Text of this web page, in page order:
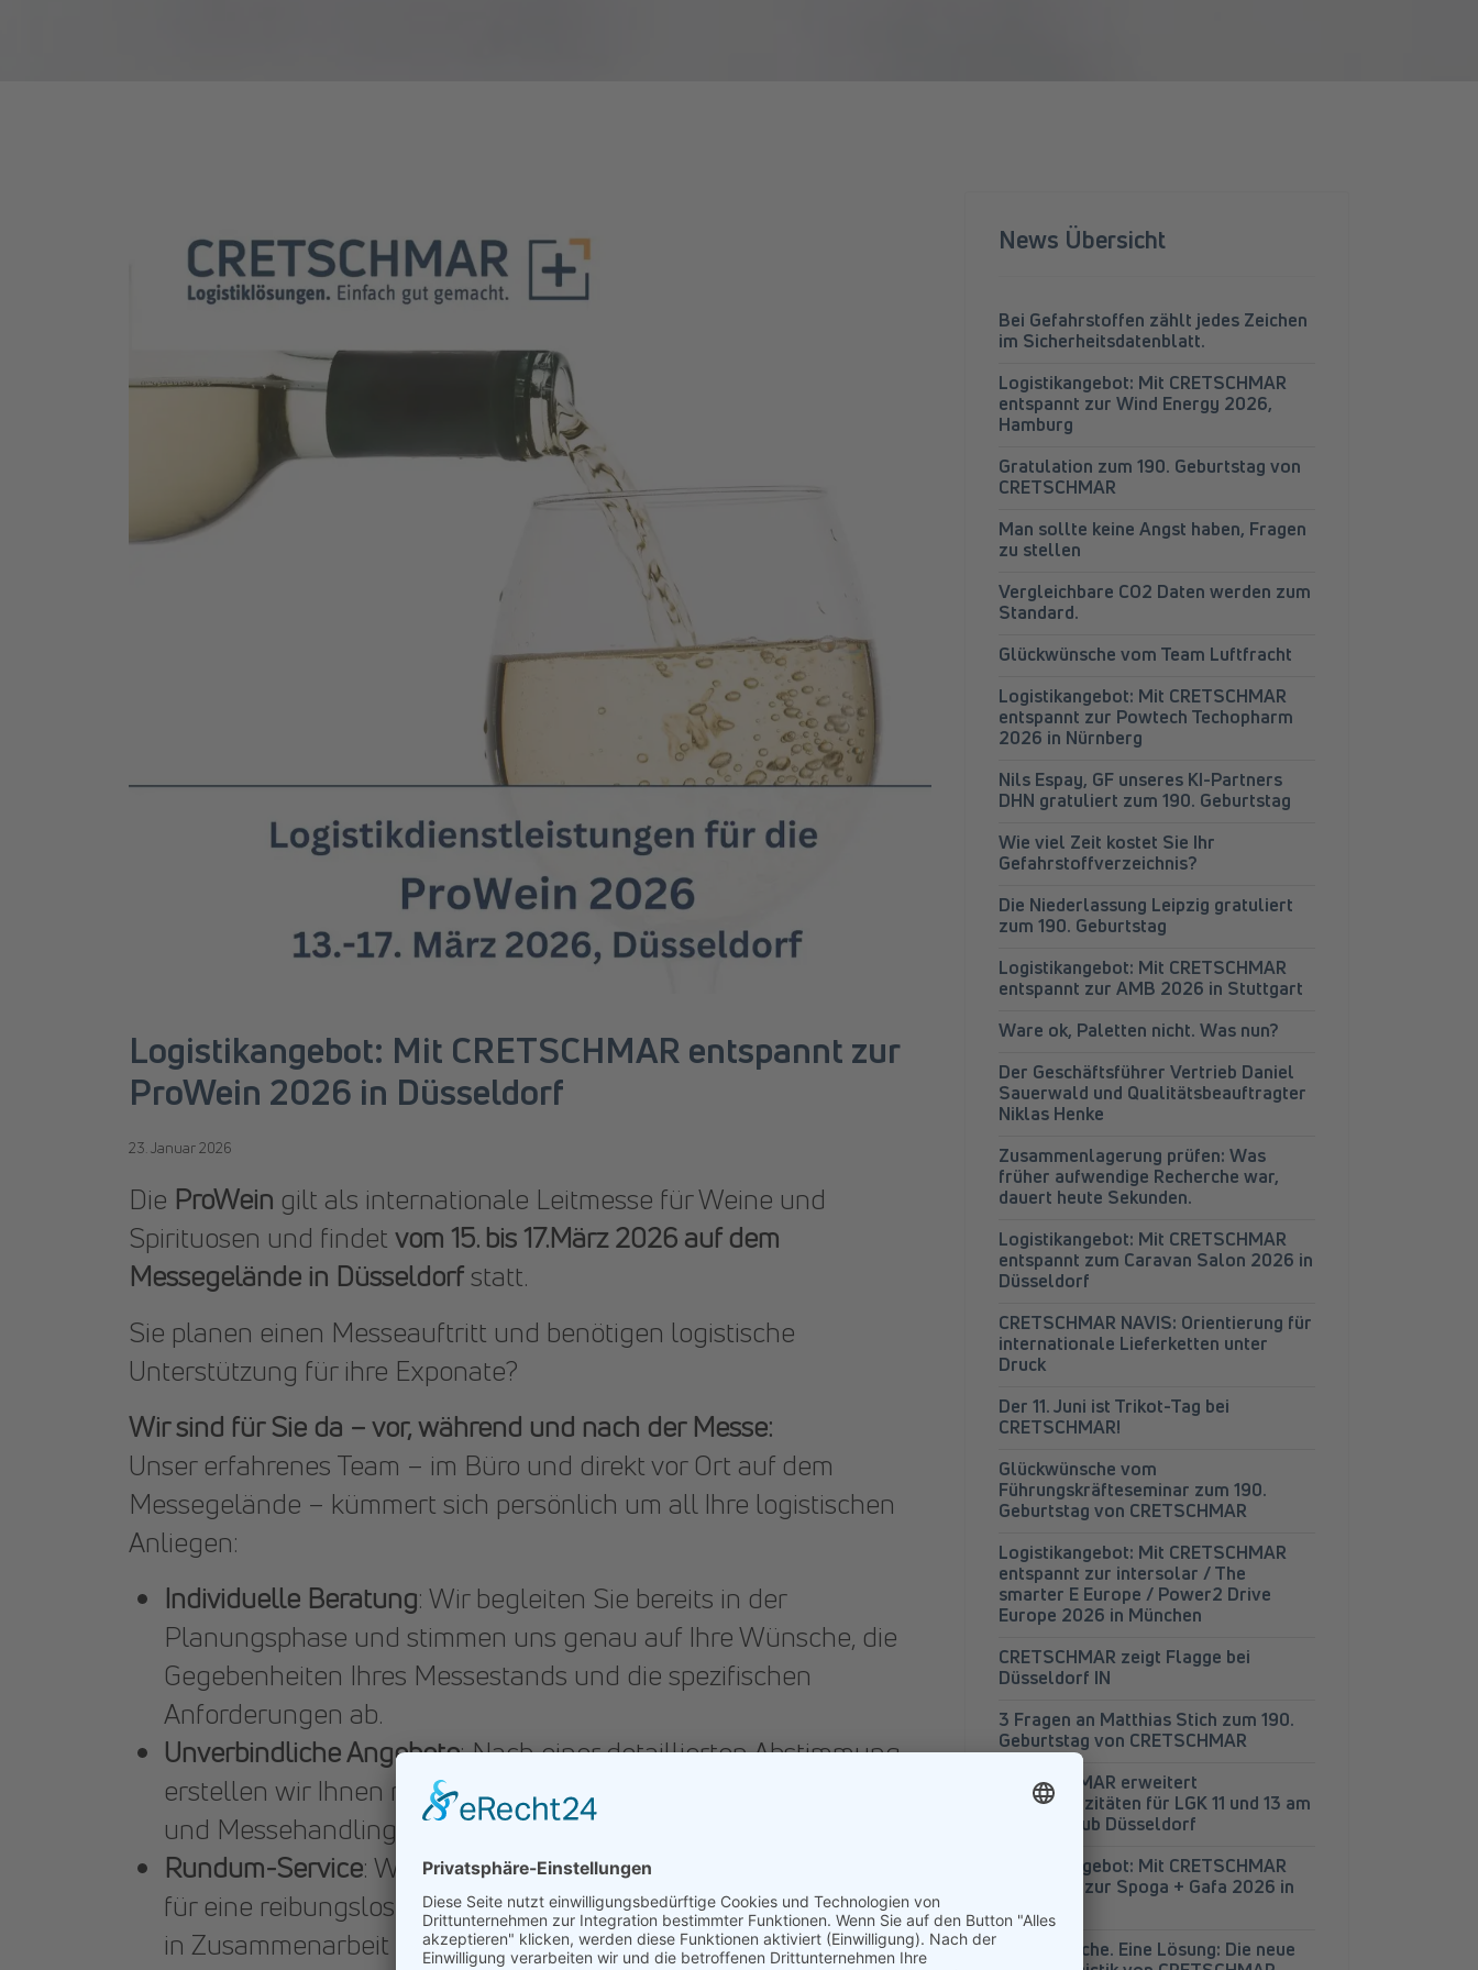
Logistikangebot: Mit CRETSCHMAR entspannt zur
ProWein 2026 in Düsseldorf
23. Januar 2026
Die ProWein gilt als internationale Leitmesse für Weine und
Spirituosen und findet vom 15. bis 17.März 2026 auf dem
Messegelände in Düsseldorfstatt.
Sie planen einen Messeauftritt und benötigen logistische
Unterstützung für ihre Exponate?
Wir sind für Sie da – vor, während und nach der Messe:
Unser erfahrenes Team – im Büro und direkt vor Ort auf dem
Messegelände – kümmert sich persönlich um all Ihre logistischen
Anliegen:
Individuelle Beratung: Wir begleiten Sie bereits in der
Planungsphase und stimmen uns genau auf Ihre Wünsche, die
Gegebenheiten Ihres Messestands und die spezifischen
Anforderungen ab.
Unverbindliche Angebote: Nach einer detaillierten Abstimmung
erstellen wir Ihnen maßgeschneiderte Angebote für Transport
und Messehandling.
Rundum-Service: Wir buchen, koordinieren und überwachen –
für eine reibungslose Abwicklung - alle logistischen Leistungen
in Zusammenarbeit mit den offiziellen Messe-Dienstleistern.
News Übersicht
Bei Gefahrstoffen zählt jedes Zeichen
im Sicherheitsdatenblatt.
Logistikangebot: Mit CRETSCHMAR
entspannt zur Wind Energy 2026,
Hamburg
Gratulation zum 190. Geburtstag von
CRETSCHMAR
Man sollte keine Angst haben, Fragen
zu stellen
Vergleichbare CO2 Daten werden zum
Standard.
Glückwünsche vom Team Luftfracht
Logistikangebot: Mit CRETSCHMAR
entspannt zur Powtech Techopharm
2026 in Nürnberg
Nils Espay, GF unseres KI-Partners
DHN gratuliert zum 190. Geburtstag
Wie viel Zeit kostet Sie Ihr
Gefahrstoffverzeichnis?
Die Niederlassung Leipzig gratuliert
zum 190. Geburtstag
Logistikangebot: Mit CRETSCHMAR
entspannt zur AMB 2026 in Stuttgart
Ware ok, Paletten nicht. Was nun?
Der Geschäftsführer Vertrieb Daniel
Sauerwald und Qualitätsbeauftragter
Niklas Henke
Zusammenlagerung prüfen: Was
früher aufwendige Recherche war,
dauert heute Sekunden.
Logistikangebot: Mit CRETSCHMAR
entspannt zum Caravan Salon 2026 in
Düsseldorf
CRETSCHMAR NAVIS: Orientierung für
internationale Lieferketten unter
Druck
Der 11. Juni ist Trikot-Tag bei
CRETSCHMAR!
Glückwünsche vom
Führungskräfteseminar zum 190.
Geburtstag von CRETSCHMAR
Logistikangebot: Mit CRETSCHMAR
entspannt zur intersolar / The
smarter E Europe / Power2 Drive
Europe 2026 in München
CRETSCHMAR zeigt Flagge bei
Düsseldorf IN
3 Fragen an Matthias Stich zum 190.
Geburtstag von CRETSCHMAR
CRETSCHMAR erweitert
Lagerkapazitäten für LGK 11 und 13 am
Logistik-Hub Düsseldorf
Logistikangebot: Mit CRETSCHMAR
entspannt zur Spoga + Gafa 2026 in
Vier Bereiche. Eine Lösung: Die neue